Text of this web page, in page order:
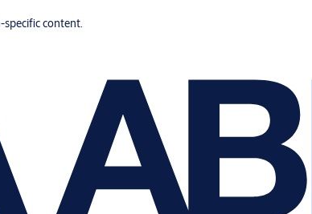
content.